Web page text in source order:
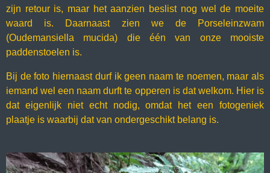
zijn retour is, maar het aanzien beslist nog wel de moeite
waard is. Daarnaast zien we de Porseleinzwam
(Oudemansiella mucida) die één van onze mooiste
paddenstoelen is.
Bij de foto hiernaast durf ik geen naam te noemen, maar als
iemand wel een naam durft te opperen is dat welkom. Hier is
dat eigenlijk niet echt nodig, omdat het een fotogeniek
plaatje is waarbij dat van ondergeschikt belang is.